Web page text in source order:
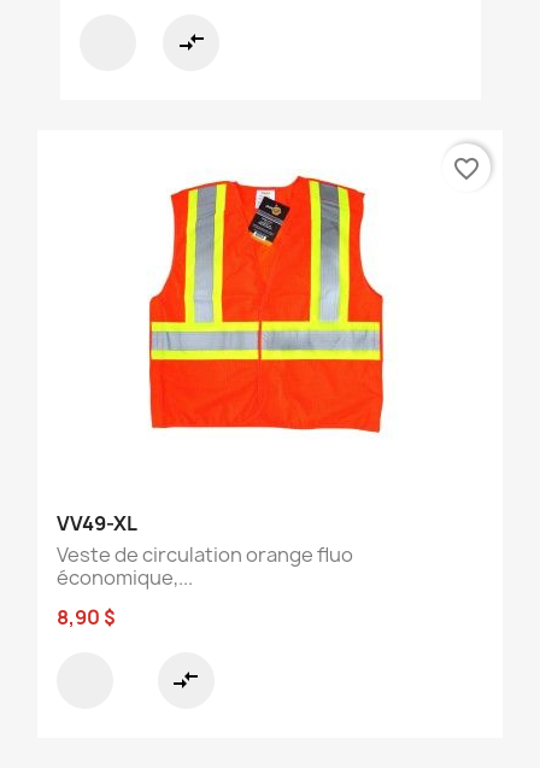
compare_arrows
VV49-XL
Veste de circulation orange fluo
économique,...
8,90 $
compare_arrows
favorite_border